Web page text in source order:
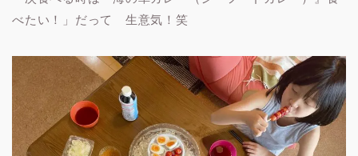
べたい！」だって 生意気！笑